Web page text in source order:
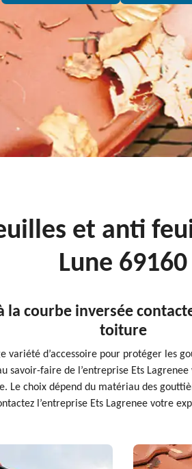
et anti
Lune 69160
courbe inversée
toiture
d’accessoire pour protéger les
faire de l’entreprise Ets
Le choix dépend du matériau des
l’entreprise Ets Lagrenee votre